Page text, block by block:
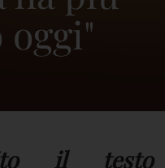
il testo